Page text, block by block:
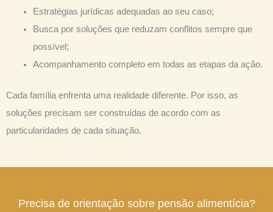
Estratégias jurídicas adequadas ao seu caso;
Busca por soluções que reduzam conflitos sempre que
possível;
Acompanhamento completo em todas as etapas da ação.
Cada família enfrenta uma realidade diferente. Por isso, as
soluções precisam ser construídas de acordo com as
particularidades de cada situação.
Precisa de orientação sobre pensão alimentícia?